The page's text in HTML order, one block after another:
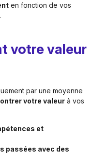
en fonction de vos
votre valeur
par une moyenne
votre valeur à vos
et
passées avec des